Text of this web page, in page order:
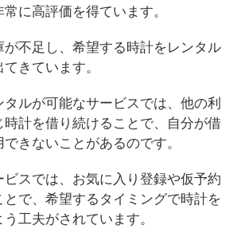
に高評価を得ています。
が不足し、希望する時計をレンタル
きています。
ルが可能なサービスでは、他の利
時計を借り続けることで、自分が借
きないことがあるのです。
ビスでは、お気に入り登録や仮予約
で、希望するタイミングで時計を
工夫がされています。